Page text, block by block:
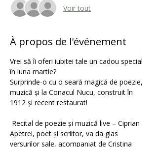
Voir tout
À propos de l'événement
Vrei să îi oferi iubitei tale un cadou special
în luna martie?
Surprinde-o cu o seară magică de poezie,
muzică și la Conacul Nucu, construit în
1912 și recent restaurat!
Apetrei, poet și scriitor, va da glas
versurilor sale, acompaniat de Cristina